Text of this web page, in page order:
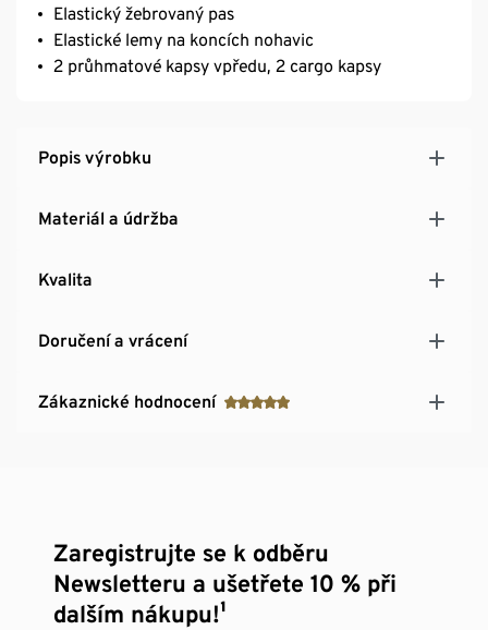
Elastický žebrovaný pas
Elastické lemy na koncích nohavic
2 průhmatové kapsy vpředu, 2 cargo kapsy
Popis výrobku
Materiál a údržba
Kvalita
Doručení a vrácení
Zákaznické hodnocení
Zaregistrujte se k odběru
Newsletteru a ušetřete 10 % při
dalším nákupu!¹